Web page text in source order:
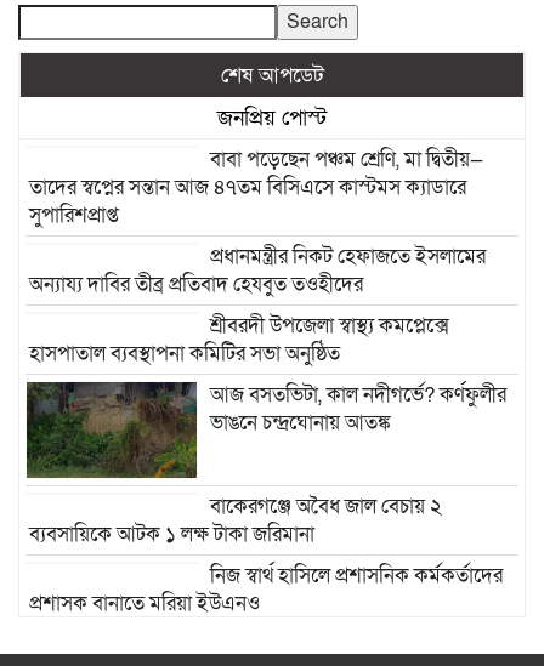
Search
শেষ আপডেট
জনপ্রিয় পোস্ট
বাবা পড়েছেন পঞ্চম শ্রেণি, মা দ্বিতীয়—
তাদের স্বপ্নের সন্তান আজ ৪৭তম বিসিএসে কাস্টমস ক্যাডারে
সুপারিশপ্রাপ্ত
প্রধানমন্ত্রীর নিকট হেফাজতে ইসলামের
অন্যায্য দাবির তীব্র প্রতিবাদ হেযবুত তওহীদের
শ্রীবরদী উপজেলা স্বাস্থ্য কমপ্লেক্সে
হাসপাতাল ব্যবস্থাপনা কমিটির সভা অনুষ্ঠিত
আজ বসতভিটা, কাল নদীগর্ভে? কর্ণফুলীর
ভাঙনে চন্দ্রঘোনায় আতঙ্ক
বাকেরগঞ্জে অবৈধ জাল বেচায় ২
ব্যবসায়িকে আটক ১ লক্ষ টাকা জরিমানা
নিজ স্বার্থ হাসিলে প্রশাসনিক কর্মকর্তাদের
প্রশাসক বানাতে মরিয়া ইউএনও